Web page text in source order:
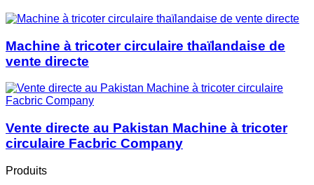
Machine à tricoter circulaire thaïlandaise de
vente directe
Vente directe au Pakistan Machine à tricoter
circulaire Facbric Company
Produits